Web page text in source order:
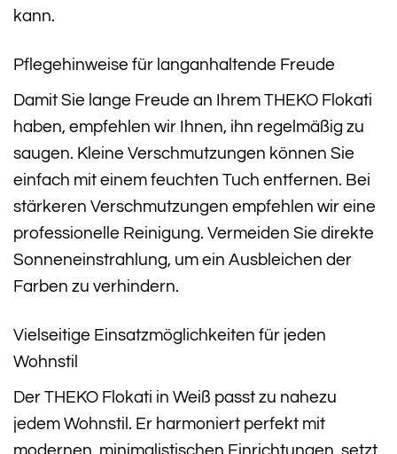
kann.
Pflegehinweise für langanhaltende Freude
Damit Sie lange Freude an Ihrem THEKO Flokati
haben, empfehlen wir Ihnen, ihn regelmäßig zu
saugen. Kleine Verschmutzungen können Sie
einfach mit einem feuchten Tuch entfernen. Bei
stärkeren Verschmutzungen empfehlen wir eine
professionelle Reinigung. Vermeiden Sie direkte
Sonneneinstrahlung, um ein Ausbleichen der
Farben zu verhindern.
Vielseitige Einsatzmöglichkeiten für jeden
Wohnstil
Der THEKO Flokati in Weiß passt zu nahezu
jedem Wohnstil. Er harmoniert perfekt mit
modernen, minimalistischen Einrichtungen, setzt